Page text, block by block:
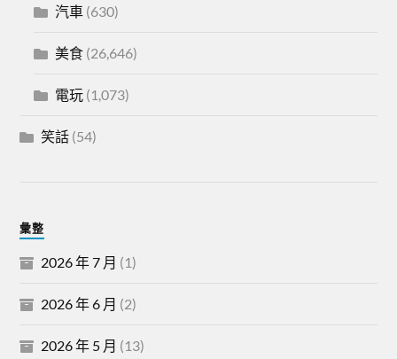
汽車 (630)
美食 (26,646)
電玩 (1,073)
笑話 (54)
彙整
2026 年 7 月 (1)
2026 年 6 月 (2)
2026 年 5 月 (13)